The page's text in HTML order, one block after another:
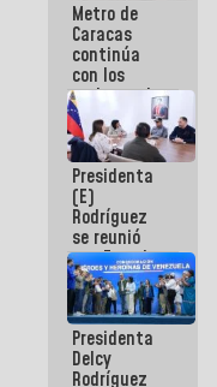
Metro de
Caracas
continúa
con los
trabajos de
mantenimiento
e inspección
en la Línea 2
Presidenta
(E)
Rodríguez
se reunió
con Estado
Mayor
Eléctrico
para
abordar
planes de
acción
Presidenta
Delcy
Rodríguez